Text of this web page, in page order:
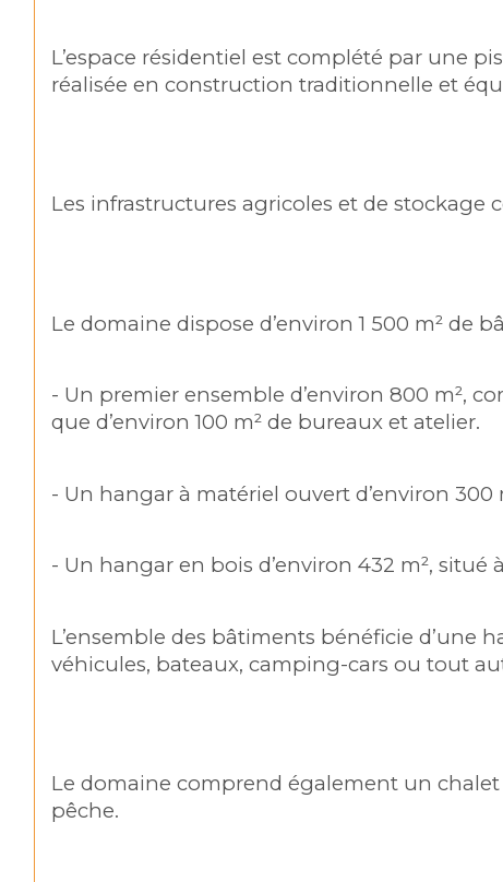
L’espace résidentiel est complété par une
réalisée en construction traditionnelle et
Les infrastructures agricoles et de
Le domaine dispose d’environ 1 500 m² de
- Un premier ensemble d’environ 800 m²,
que d’environ 100 m² de bureaux et atelier.
- Un hangar à matériel ouvert d’environ 300
- Un hangar en bois d’environ 432 m²,
L’ensemble des bâtiments bénéficie d’une
véhicules, bateaux, camping-cars ou tout
Le domaine comprend également un
pêche.